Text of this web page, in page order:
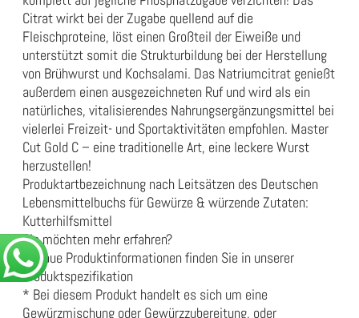
Citrat wirkt bei der Zugabe quellend auf die
Fleischproteine, löst einen Großteil der Eiweiße und
unterstützt somit die Strukturbildung bei der Herstellung
von Brühwurst und Kochsalami. Das Natriumcitrat genießt
außerdem einen ausgezeichneten Ruf und wird als ein
natürliches, vitalisierendes Nahrungsergänzungsmittel bei
vielerlei Freizeit- und Sportaktivitäten empfohlen. Master
Cut Gold C – eine traditionelle Art, eine leckere Wurst
herzustellen!
Produktartbezeichnung nach Leitsätzen des Deutschen
Lebensmittelbuchs für Gewürze & würzende Zutaten:
Kutterhilfsmittel
Sie möchten mehr erfahren?
Genaue Produktinformationen finden Sie in unserer
Produktspezifikation
* Bei diesem Produkt handelt es sich um eine
Gewürzmischung oder Gewürzzubereitung, oder